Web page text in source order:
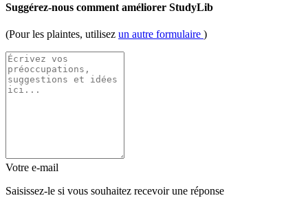
Suggérez-nous comment améliorer StudyLib
(Pour les plaintes, utilisez un autre formulaire )
Votre e-mail
Saisissez-le si vous souhaitez recevoir une réponse